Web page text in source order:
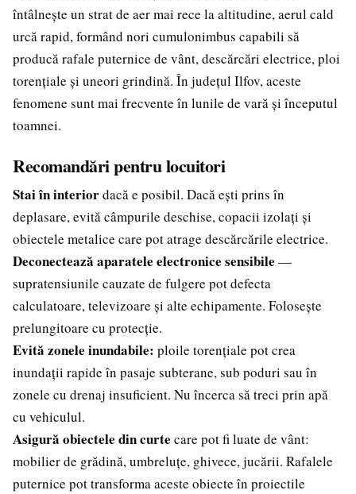
întâlnește un strat de aer mai rece la altitudine, aerul cald
urcă rapid, formând nori cumulonimbus capabili să
producă rafale puternice de vânt, descărcări electrice, ploi
torențiale și uneori grindină. În județul Ilfov, aceste
fenomene sunt mai frecvente în lunile de vară și începutul
toamnei.
Recomandări pentru locuitori
Stai în interiordacă e posibil. Dacă ești prins în
deplasare, evită câmpurile deschise, copacii izolați și
obiectele metalice care pot atrage descărcările electrice.
Deconectează aparatele electronice sensibile —
supratensiunile cauzate de fulgere pot defecta
calculatoare, televizoare și alte echipamente. Folosește
prelungitoare cu protecție.
Evită zonele inundabile: ploile torențiale pot crea
inundații rapide în pasaje subterane, sub poduri sau în
zonele cu drenaj insuficient. Nu încerca să treci prin apă
cu vehiculul.
Asigură obiectele din curte care pot fi luate de vânt:
mobilier de grădină, umbreluțe, ghivece, jucării. Rafalele
puternice pot transforma aceste obiecte în proiectile